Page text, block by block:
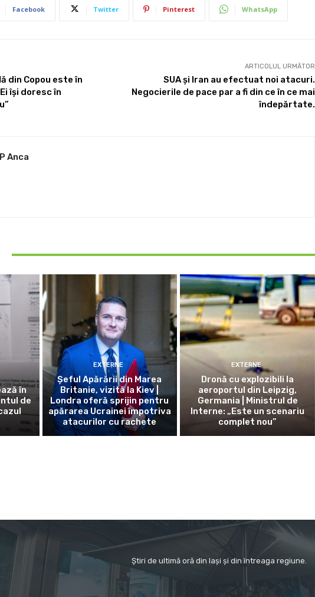
Facebook Twitter Pinterest WhatsApp
din Copou este în
își doresc în
ARTICOLUL URMĂTOR
SUA și Iran au efectuat noi atacuri.
Negocierile de pace par a fi din ce în ce mai
îndepărtate.
P Anca
în
de
EXTERNE
Șeful Apărării din Marea
Britanie, vizită la Kiev |
Londra oferă sprijin pentru
apărarea Ucrainei împotriva
atacurilor cu rachete
EXTERNE
Dronă cu explozibili la
aeroportul din Leipzig,
Germania | Ministrul de
Interne: „Este un scenariu
complet nou”
Știri de ultimă oră din Iași și din întreaga regiune.